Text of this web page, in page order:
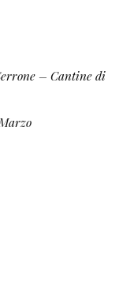
– Cantine di